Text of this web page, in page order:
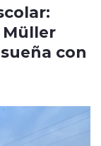
Müller
con